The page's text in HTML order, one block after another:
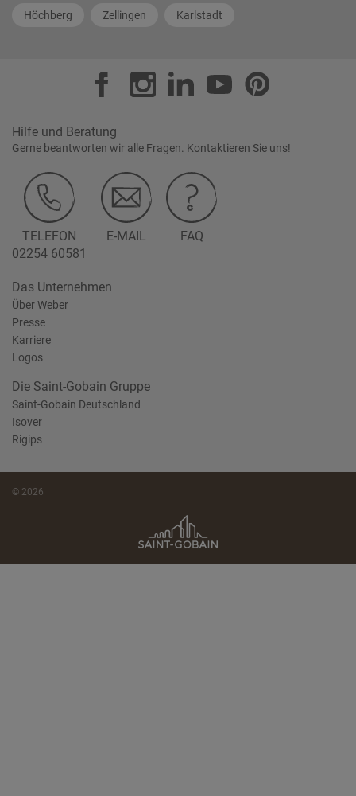
Höchberg Zellingen Karlstadt
Hilfe und Beratung
Gerne beantworten wir alle Fragen. Kontaktieren Sie uns!
TELEFON
02254 60581
E-MAIL FAQ
Das Unternehmen
Über Weber
Presse
Karriere
Logos
Die Saint-Gobain Gruppe
Saint-Gobain Deutschland
Isover
Rigips
© 2026